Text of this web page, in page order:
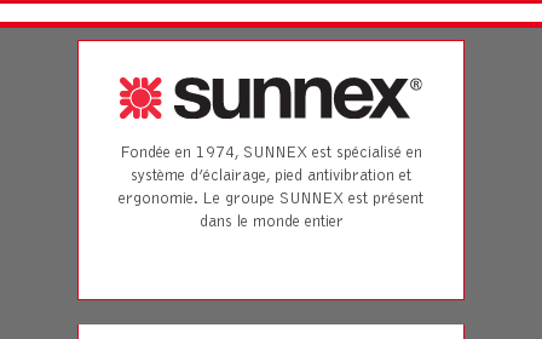
Fondée en 1974, SUNNEX est spécialisé en
système d’éclairage, pied antivibration et
ergonomie. Le groupe SUNNEX est présent
dans le monde entier